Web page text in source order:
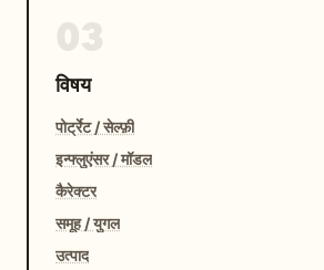
विषय
पोर्ट्रेट / सेल्फ़ी
इन्फ्लुएंसर / मॉडल
कैरेक्टर
समूह / युगल
उत्पाद